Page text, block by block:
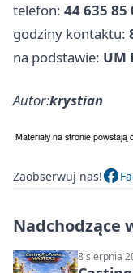
telefon: 44 635 85
godziny kontaktu:
na podstawie: UM
Autor:krystian
Zaobserwuj nas!
Nadchodzące
8 sierpnia